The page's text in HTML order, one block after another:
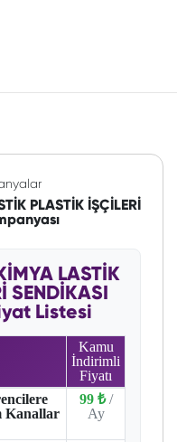
PLASTİK İŞÇİLERİ
LASTİK
SENDİKASI
Listesi
Kamu
İndirimli
Fiyatı
Kanallar
99 ₺ /
Ay